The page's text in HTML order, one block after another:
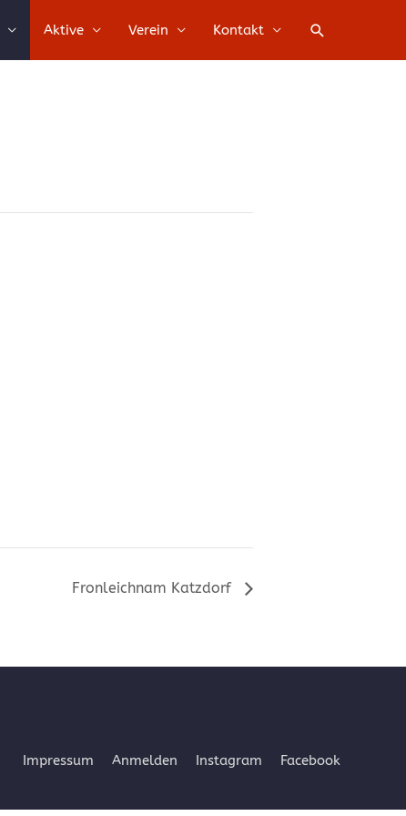
Aktive Verein Kontakt Suche
Fronleichnam Katzdorf
Impressum Anmelden Instagram Facebook